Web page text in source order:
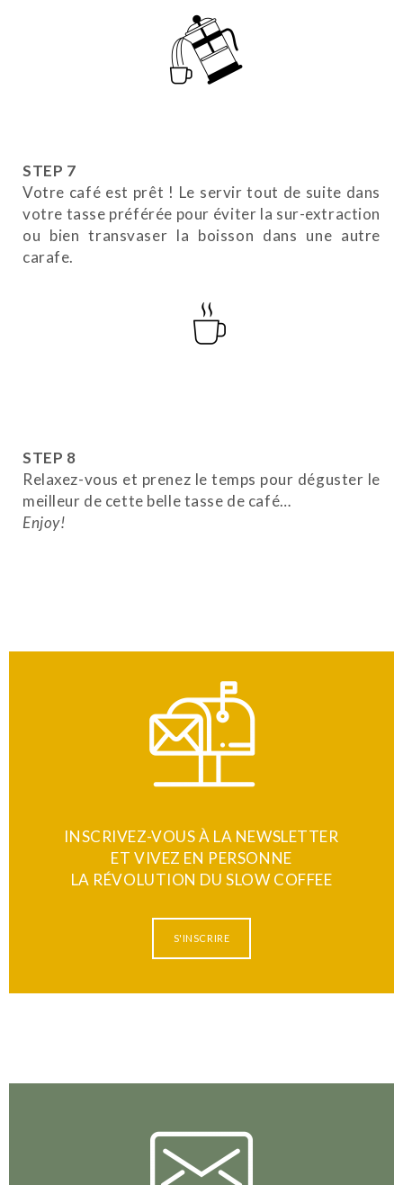
STEP 7
Votre café est prêt ! Le servir tout de suite dans
votre tasse préférée pour éviter la sur-extraction
ou bien transvaser la boisson dans une autre
carafe.
STEP 8
Relaxez-vous et prenez le temps pour déguster le
meilleur de cette belle tasse de café…
Enjoy!
INSCRIVEZ-VOUS À LA NEWSLETTER
ET VIVEZ EN PERSONNE
LA RÉVOLUTION DU SLOW COFFEE
S'INSCRIRE